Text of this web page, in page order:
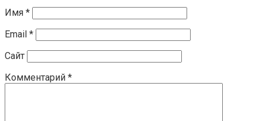
Имя *
Email *
Сайт
Комментарий *